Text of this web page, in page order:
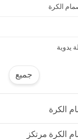
يدوية
جميع
الكرة
الكرة مرتكز